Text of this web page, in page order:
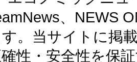
、NEWS
。当サイトに掲
性・安全性を保